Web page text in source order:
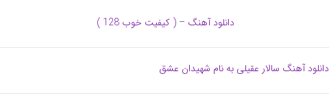
دانلود آهنگ – ( کیفیت خوب 128 )
دانلود آهنگ سالار عقیلی به نام شهیدان عشق